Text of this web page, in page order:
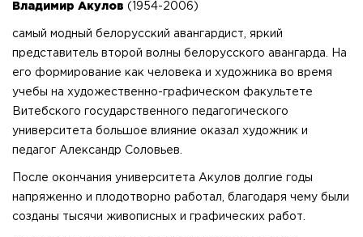
Владимир Акулов (1954-2006)
самый модный белорусский авангардист, яркий
представитель второй волны белорусского авангарда. На
его формирование как человека и художника во время
учебы на художественно-графическом факультете
Витебского государственного педагогического
университета большое влияние оказал художник и
педагог Александр Соловьев.
После окончания университета Акулов долгие годы
напряженно и плодотворно работал, благодаря чему были
созданы тысячи живописных и графических работ.